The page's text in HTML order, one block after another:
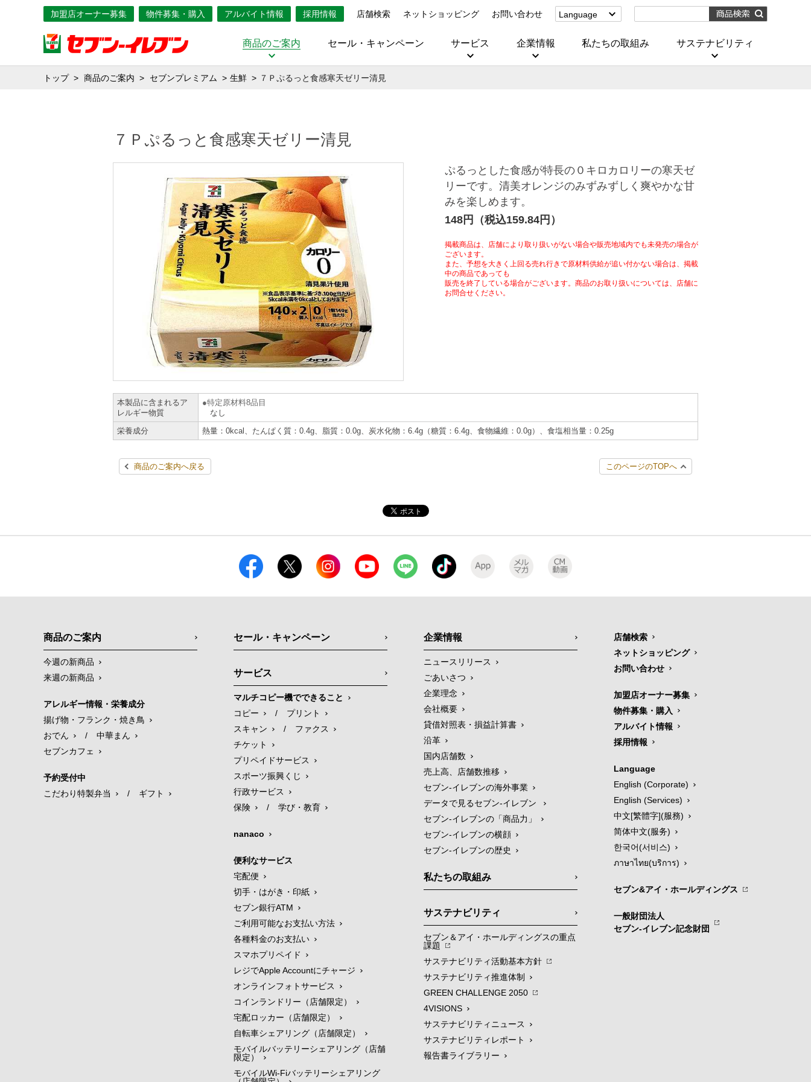
加盟店オーナー募集 物件募集・購入 アルバイト情報 採用情報 店舗検索 ネットショッピング お問い合わせ
Language
(Corporate)
商品のご案内 セール・キャンペーン サービス 企業情報 私たちの取組み サステナビリティ
トップ 商品のご案内 セブンプレミアム 生鮮 ７Ｐぷるっと食感寒天ゼリー清見
７Ｐぷるっと食感寒天ゼリー清見
ぷるっとした食感が特長の０キロカロリーの寒天ゼ
リーです。清美オレンジのみずみずしく爽やかな甘
みを楽しめます。
148円（税込159.84円）
掲載商品は、店舗により取り扱いがない場合や販売地域内でも未発売の場合が
ございます。
また、予想を大きく上回る売れ行きで原材料供給が追い付かない場合は、掲載
中の商品であっても
販売を終了している場合がございます。商品のお取り扱いについては、店舗に
お問合せください。
本製品に含まれるア
レルギー物質
特定原材料8品目
なし
栄養成分
熱量：0kcal、たんぱく質：0.4g、脂質：0.0g、炭水化物：6.4g（糖質：6.4g、食物繊維：0.0g）、食塩相当量：0.25g
商品のご案内へ戻る このページのTOPへ
商品のご案内
今週の新商品
来週の新商品
アレルギー情報・栄養成分
揚げ物・フランク・焼き鳥
おでん
/
中華まん
セブンカフェ
予約受付中
こだわり特製弁当
/ ギフト
セール・キャンペーン
サービス
マルチコピー機でできること
コピー
/
プリント
スキャン
/
ファクス
チケット
プリペイドサービス
スポーツ振興くじ
行政サービス
保険
/ 学び・教育
nanaco
便利なサービス
宅配便
切手・はがき・印紙
セブン銀行ATM
ご利用可能なお支払い方法
各種料金のお支払い
スマホプリペイド
レジでApple Accountにチャージ
オンラインフォトサービス
コインランドリー（店舗限定）
宅配ロッカー（店舗限定）
自転車シェアリング（店舗限定）
モバイルバッテリーシェアリング（店舗
限定）
モバイルWi-Fiバッテリーシェアリング
企業情報
ニュースリリース
ごあいさつ
企業理念
会社概要
貸借対照表・損益計算書
沿革
国内店舗数
売上高、店舗数推移
セブン‐イレブンの海外事業
データで見るセブン‐イレブン
セブン‐イレブンの「商品力」
セブン-イレブンの横顔
セブン-イレブンの歴史
私たちの取組み
サステナビリティ
セブン＆アイ・ホールディングスの重点
課題
サステナビリティ活動基本方針
サステナビリティ推進体制
GREEN CHALLENGE 2050
4VISIONS
サステナビリティニュース
サステナビリティレポート
報告書ライブラリー
店舗検索
ネットショッピング
お問い合わせ
加盟店オーナー募集
物件募集・購入
アルバイト情報
採用情報
Language
English (Corporate)
English (Services)
中文[繁體字](服務)
简体中文(服务)
한국어(서비스)
ภาษาไทย(บริการ)
セブン&アイ・ホールディングス
一般財団法人
セブン-イレブン記念財団